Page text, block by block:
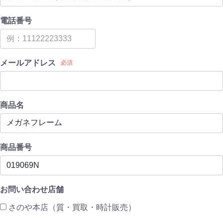
電話番号
メールアドレス 必須
商品名
商品番号
お問い合わせ店舗
さのや本店（質・買取・時計販売）